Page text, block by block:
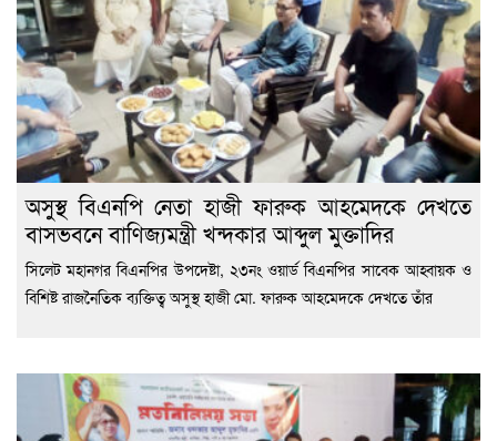
অসুস্থ বিএনপি নেতা হাজী ফারুক আহমেদকে দেখতে
বাসভবনে বাণিজ্যমন্ত্রী খন্দকার আব্দুল মুক্তাদির
সিলেট মহানগর বিএনপির উপদেষ্টা, ২৩নং ওয়ার্ড বিএনপির সাবেক আহ্বায়ক ও
বিশিষ্ট রাজনৈতিক ব্যক্তিত্ব অসুস্থ হাজী মো. ফারুক আহমেদকে দেখতে তাঁর